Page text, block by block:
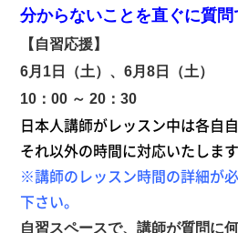
分からないことを直ぐに質問
【自習応援】
6月1日（土）、6月8日（土）
10：00 ～ 20：30
日本人講師がレッスン中は各自
それ以外の時間に対応いたします
※講師のレッスン時間の詳細が
下さい。
自習スペースで、講師が質問に